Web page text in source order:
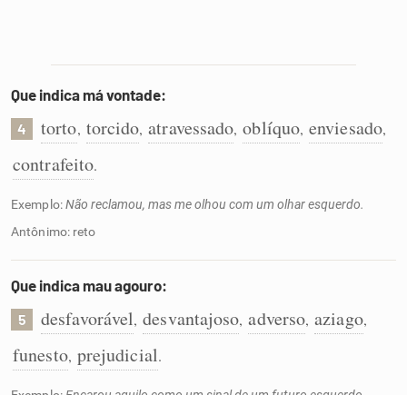
Que indica má vontade:
4 torto, torcido, atravessado, oblíquo, enviesado,
contrafeito.
Exemplo:Não reclamou, mas me olhou com um olhar esquerdo.
Antônimo: reto
Que indica mau agouro:
5 desfavorável, desvantajoso, adverso, aziago,
funesto, prejudicial.